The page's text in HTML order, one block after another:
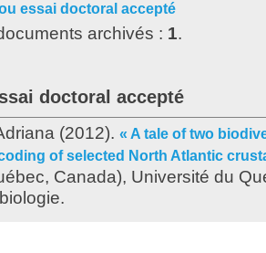
essai doctoral accepté
archivés : 1.
doctoral accepté
(2012). « A tale of two
of selected North Atlantic
Canada), Université du